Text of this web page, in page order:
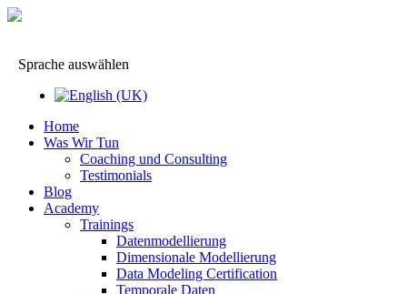
Sprache auswählen
Home
Was Wir Tun
Coaching und Consulting
Testimonials
Blog
Academy
Trainings
Datenmodellierung
Dimensionale Modellierung
Data Modeling Certification
Temporale Daten